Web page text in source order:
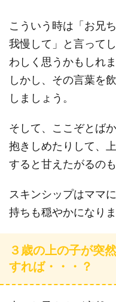
こういう時は「お兄
我慢して」と言って
わしく思うかもしれま
しかし、その言葉を
しましょう。
そして、ここぞとば
抱きしめたりして、
すると甘えたがるの
スキンシップはママ
持ちも穏やかになりま
３歳の上の子が突
すれば・・・？